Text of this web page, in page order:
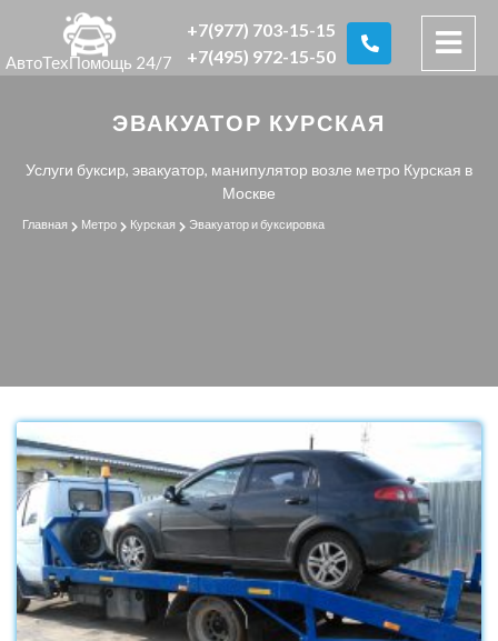
АвтоТехПомощь 24/7
+7(977) 703-15-15
+7(495) 972-15-50
ЭВАКУАТОР КУРСКАЯ
Услуги буксир, эвакуатор, манипулятор возле метро Курская в
Москве
Главная Метро Курская Эвакуатор и буксировка